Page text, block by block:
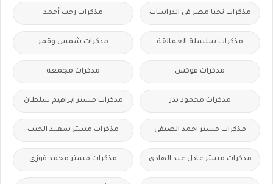
مذكرات تحيا مصر فى الدراسات مذكرات رجب أحمد
مذكرات سلسلة العمالقة مذكرات شمس وقمر
مذكرات فوكس مذكرات مجمعة
مذكرات محمود بدر مذكرات مستر ابراهيم سلطان
مذكرات مستر احمد الضيفى مذكرات مستر سعيد الحيت
مذكرات مستر عادل عبد الهادى مذكرات مستر محمد فوزي